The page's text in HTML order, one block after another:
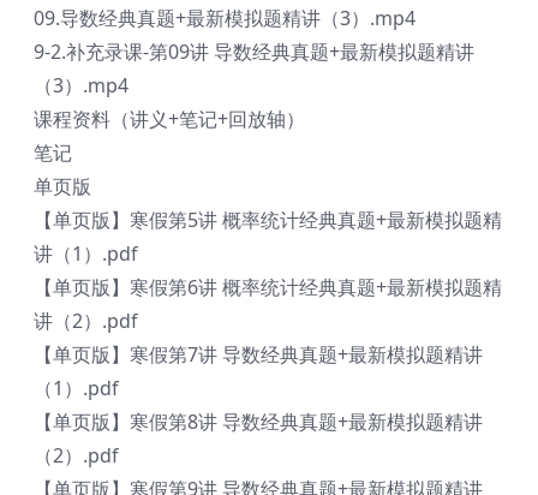
09.导数经典真题+最新模拟题精讲（3）.mp4
9-2.补充录课-第09讲 导数经典真题+最新模拟题精讲
（3）.mp4
课程资料（讲义+笔记+回放轴）
笔记
单页版
【单页版】寒假第5讲 概率统计经典真题+最新模拟题精
讲（1）.pdf
【单页版】寒假第6讲 概率统计经典真题+最新模拟题精
讲（2）.pdf
【单页版】寒假第7讲 导数经典真题+最新模拟题精讲
（1）.pdf
【单页版】寒假第8讲 导数经典真题+最新模拟题精讲
（2）.pdf
【单页版】寒假第9讲 导数经典真题+最新模拟题精讲